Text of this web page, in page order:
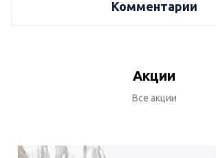
Комментарии
Акции
Все акции